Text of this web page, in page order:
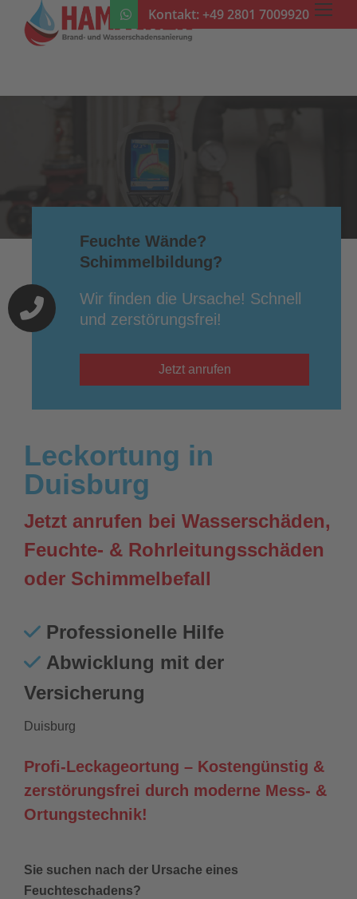
Kontakt: +49 2801 7009920
Feuchte Wände?
Schimmelbildung?
Wir finden die Ursache! Schnell
und zerstörungsfrei!
Jetzt anrufen
Leckortung in
Duisburg
Jetzt anrufen bei Wasserschäden,
Feuchte- & Rohrleitungsschäden
oder Schimmelbefall
Professionelle Hilfe
Abwicklung mit der
Versicherung
Duisburg
Profi-Leckageortung – Kostengünstig &
zerstörungsfrei durch moderne Mess- &
Ortungstechnik!
Sie suchen nach der Ursache eines
Feuchteschadens?